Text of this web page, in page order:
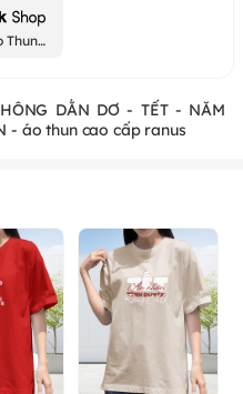
Thun
DẰN DƠ - TẾT - NĂM
- áo thun cao cấp ranus